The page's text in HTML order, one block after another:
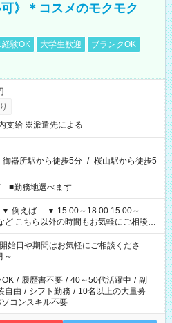
》＊コスメのモクモク
験OK 大学生歓迎
ブランクOK
支給 ※派遣先による
御器所駅から徒歩5分 / 桜山駅から徒歩5
■勤務地選べます
相談く
日や期間はお気軽にご相談くださ
～
OK / 履歴書不要 / 40～50代活躍中 / 副
自由 / シフト勤務 / 10名以上の大量募
コンスキル不要